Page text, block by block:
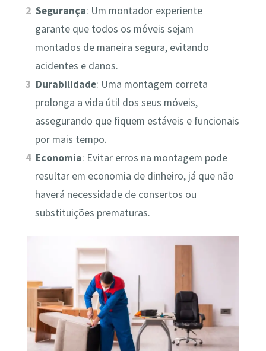
Segurança: Um montador experiente
garante que todos os móveis sejam
montados de maneira segura, evitando
acidentes e danos.
Durabilidade: Uma montagem correta
prolonga a vida útil dos seus móveis,
assegurando que fiquem estáveis e funcionais
por mais tempo.
Economia: Evitar erros na montagem pode
resultar em economia de dinheiro, já que não
haverá necessidade de consertos ou
substituições prematuras.